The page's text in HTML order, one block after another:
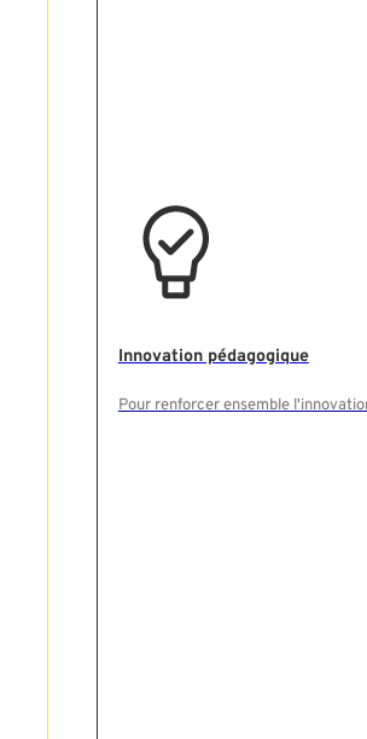
Innovation pédagogique
Pour renforcer ensemble